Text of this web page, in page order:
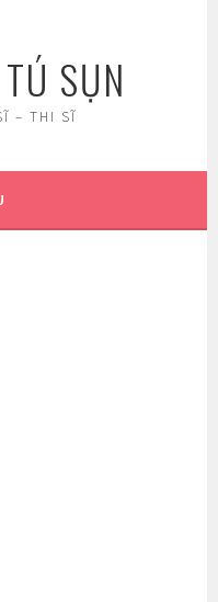
SỤN
– THI SĨ